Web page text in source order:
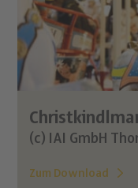
(c) IAI GmbH
Zum Download